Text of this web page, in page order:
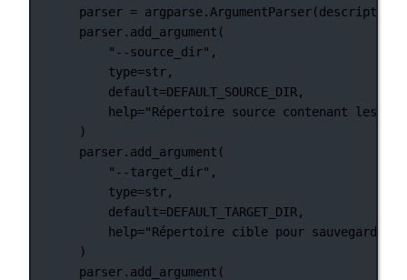
parser = argparse.ArgumentParser(description
parser.add_argument(
"--source_dir" ,
type=str,
default=DEFAULT_SOURCE_DIR,
help="Répertoire source contenant les
)
parser.add_argument(
"--target_dir" ,
type=str,
default=DEFAULT_TARGET_DIR,
help="Répertoire cible pour sauvegarder
)
parser.add_argument(